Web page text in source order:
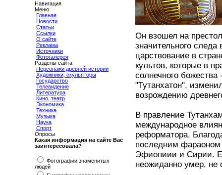
Навигация
Меню
Главная
Новости
Статьи
Ссылки
О сайте
Реклама
Источники
Фотогалерея
Разделы сайта
Персонажи древней истории
Художники, скульпторы
Государство
Телевидение
Литература
Кино, театр
Экономика
Техника
Музыка
Наука
Спорт
Опросы
Какая информация на сайте Вас
заинтересовала?
Фотографии знаменитых
людей
Он взошел на
значительного
царствование в
культов, которые в
солнечного
"Тутанхатон",
возрождению
В правление
международное
реформатора.
последним фараоном
Эфиопиии и Сирии.
неожиданно умер, не